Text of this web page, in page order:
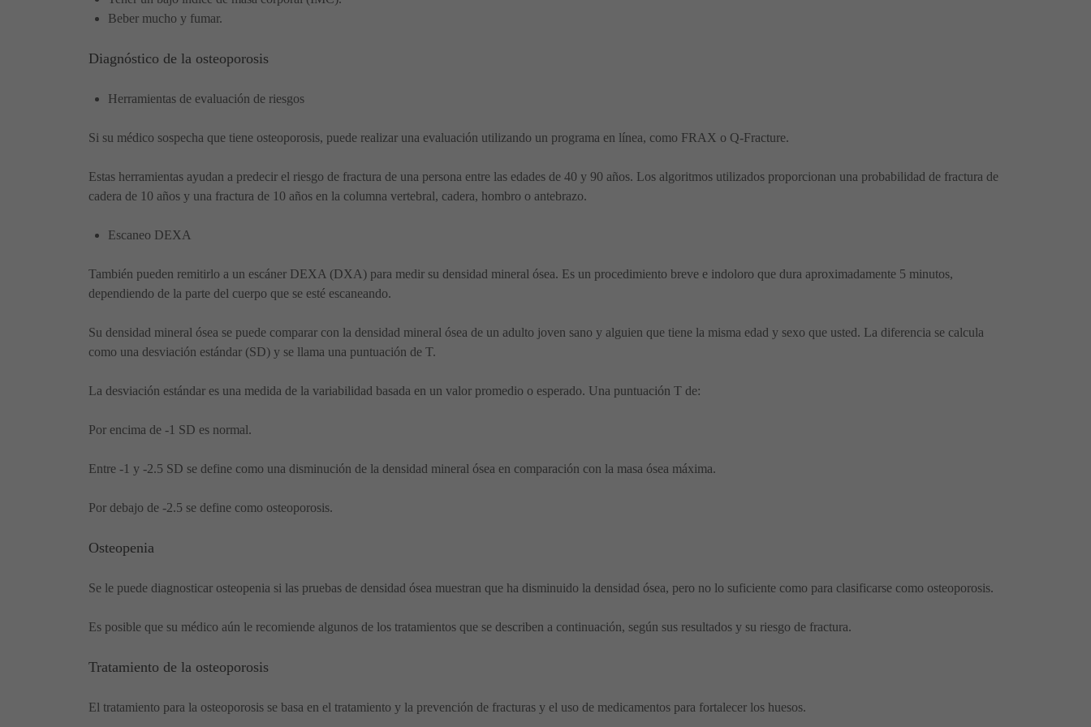
Beber mucho y fumar.
Diagnóstico de la osteoporosis
Herramientas de evaluación de riesgos
Si su médico sospecha que tiene osteoporosis, puede realizar una evaluación utilizando un programa en línea, como FRAX o Q-Fracture.
Estas herramientas ayudan a predecir el riesgo de fractura de una persona entre las edades de 40 y 90 años. Los algoritmos utilizados proporcionan una probabilidad de fractura de
cadera de 10 años y una fractura de 10 años en la columna vertebral, cadera, hombro o antebrazo.
Escaneo DEXA
También pueden remitirlo a un escáner DEXA (DXA) para medir su densidad mineral ósea. Es un procedimiento breve e indoloro que dura aproximadamente 5 minutos,
dependiendo de la parte del cuerpo que se esté escaneando.
Su densidad mineral ósea se puede comparar con la densidad mineral ósea de un adulto joven sano y alguien que tiene la misma edad y sexo que usted. La diferencia se calcula
como una desviación estándar (SD) y se llama una puntuación de T.
La desviación estándar es una medida de la variabilidad basada en un valor promedio o esperado. Una puntuación T de:
Por encima de -1 SD es normal.
Entre -1 y -2.5 SD se define como una disminución de la densidad mineral ósea en comparación con la masa ósea máxima.
Por debajo de -2.5 se define como osteoporosis.
Osteopenia
Se le puede diagnosticar osteopenia si las pruebas de densidad ósea muestran que ha disminuido la densidad ósea, pero no lo suficiente como para clasificarse como osteoporosis.
Es posible que su médico aún le recomiende algunos de los tratamientos que se describen a continuación, según sus resultados y su riesgo de fractura.
Tratamiento de la osteoporosis
El tratamiento para la osteoporosis se basa en el tratamiento y la prevención de fracturas y el uso de medicamentos para fortalecer los huesos.